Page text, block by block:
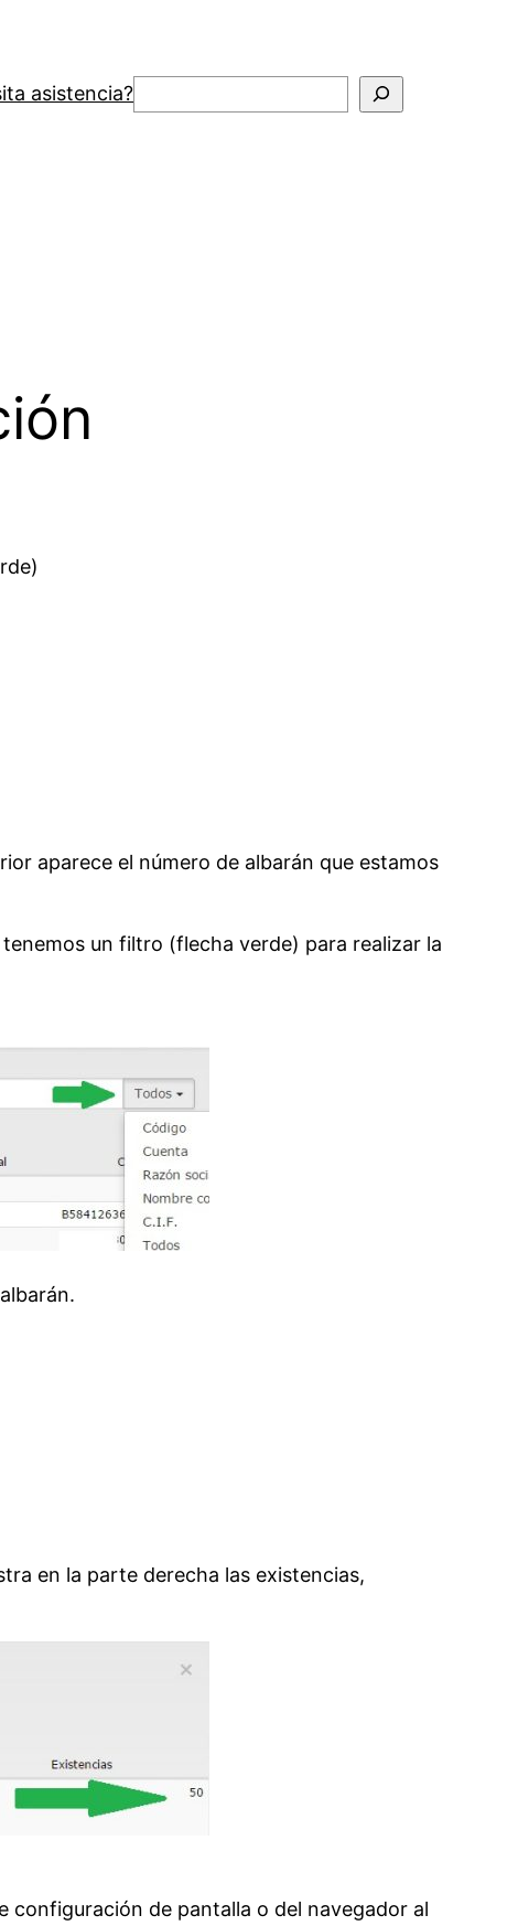
asistencia?Buscar
aparece el número de albarán que estamos
un filtro (flecha verde) para realizar la
en la parte derecha las existencias,
configuración de pantalla o del navegador al